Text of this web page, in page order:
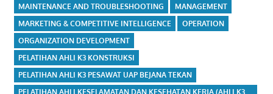
MAINTENANCE AND TROUBLESHOOTING
MANAGEMENT
MARKETING & COMPETITIVE INTELLIGENCE
OPERATION
ORGANIZATION DEVELOPMENT
PELATIHAN AHLI K3 KONSTRUKSI
PELATIHAN AHLI K3 PESAWAT UAP BEJANA TEKAN
PELATIHAN AHLI KESELAMATAN DAN KESEHATAN KERJA (AHLI K3